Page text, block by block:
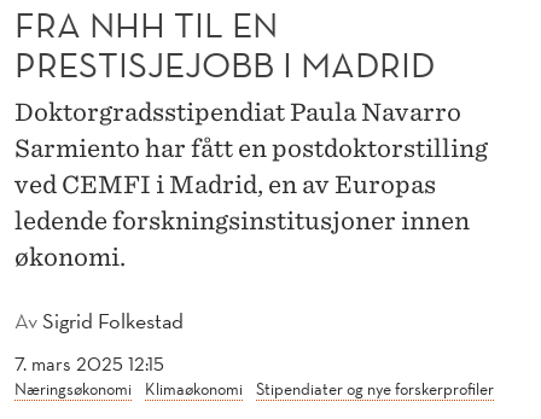
P
R
E
S
T
E
AvSigrid Folkestad
7. mars 2025 12:15
Næringsøkonomi Klimaøkonomi Stipendiater og nye forskerprofiler
FRA NHH TIL EN
PRESTISJEJOBB I MADRID
Doktorgradsstipendiat Paula Navarro
Sarmiento har fått en postdoktorstilling
ved CEMFI i Madrid, en av Europas
ledende forskningsinstitusjoner innen
økonomi.